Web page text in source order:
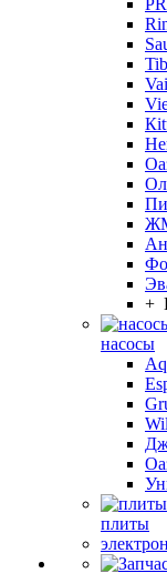
+
насосы
плиты